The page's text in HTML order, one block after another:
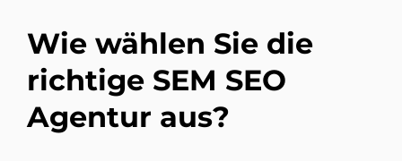
Wie wählen Sie die
richtige SEM SEO
Agentur aus?